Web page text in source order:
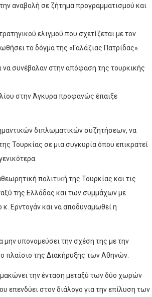
αναβολή σε ζήτημα προγραμματισμού και
ελιγμού που σχετίζεται με τον
το δόγμα της «Γαλάζιας Πατρίδας».
συνέβαλαν στην απόφαση της τουρκικής
στην Άγκυρα προφανώς έπαιξε
διπλωματικών συζητήσεων, να
Τουρκίας σε μια συγκυρία όπου επικρατεί
πολιτική της Τουρκίας και τις
της Ελλάδας και των συμμάχων με
Ερντογάν και να αποδυναμωθεί η
μην υπονομεύσει την σχέση της με την
πλαίσιο της Διακήρυξης των Αθηνών.
την ένταση μεταξύ των δύο χωρών
επενδύει στον διάλογο για την επίλυση των